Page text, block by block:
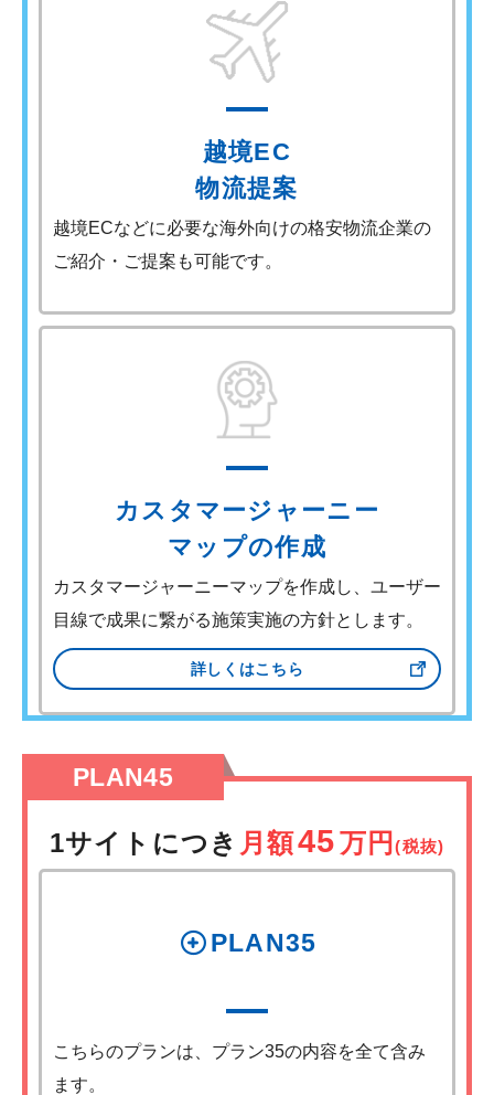
越境EC
物流提案
越境ECなどに必要な海外向けの格安物流企業の
ご紹介・ご提案も可能です。
カスタマージャーニー
マップの作成
カスタマージャーニーマップを作成し、ユーザー
目線で成果に繋がる施策実施の方針とします。
詳しくはこちら
PLAN45
1サイトにつき 月額45万円(税抜)
PLAN35
こちらのプランは、プラン35の内容を全て含み
ます。